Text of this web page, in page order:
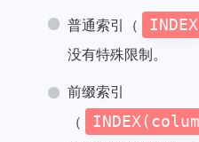
普通索引（ INDEX
没有特殊限制。
前缀索引
（